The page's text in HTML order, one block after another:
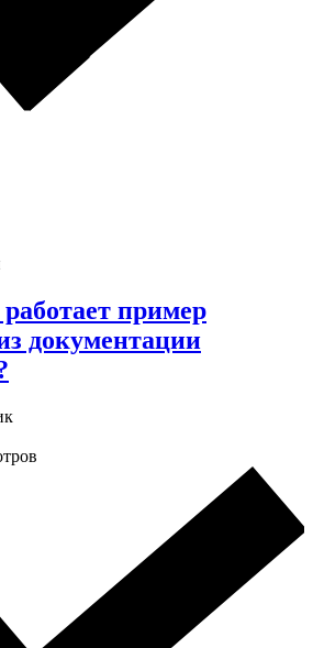
пример
документации